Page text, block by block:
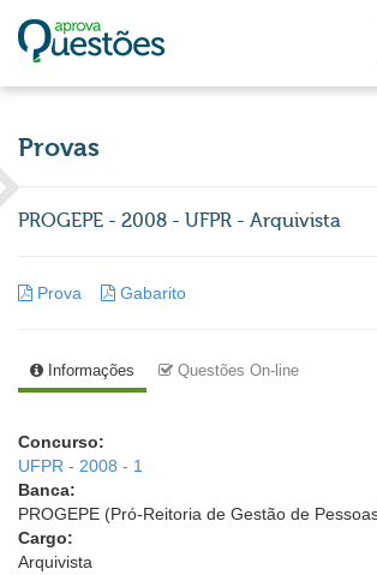
Provas
PROGEPE - 2008 - UFPR - Arquivista
Prova Gabarito
Informações Questões On-line
Concurso:
UFPR - 2008 - 1
Banca:
PROGEPE (Pró-Reitoria de Gestão de
Cargo:
Arquivista